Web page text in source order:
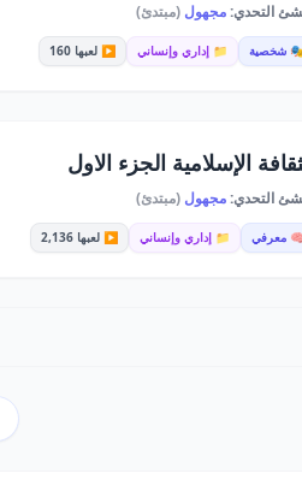
التحدي:مجهول (مبتدئ)
شخصية 📁 إداري وإنساني ▶️ لعبها 160
الإسلامية الجزء الاول
التحدي:مجهول (مبتدئ)
معرفي 📁 إداري وإنساني ▶️ لعبها 2,136